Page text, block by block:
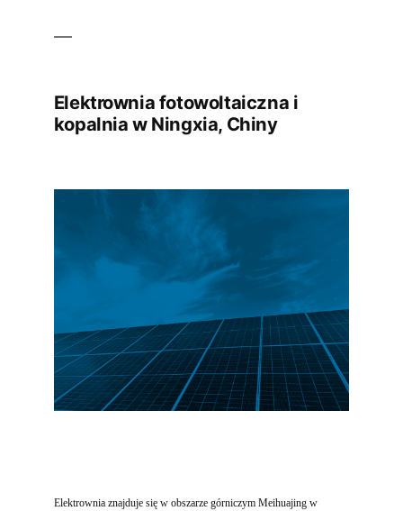
Elektrownia fotowoltaiczna i
kopalnia w Ningxia, Chiny
Elektrownia znajduje się w obszarze górniczym Meihuajing w